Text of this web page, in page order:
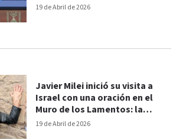
19 de Abril de 2026
19 de Abril de 2026
Javier Milei inició su visita a
Israel con una oración en el
Muro de los Lamentos: la
agenda completa